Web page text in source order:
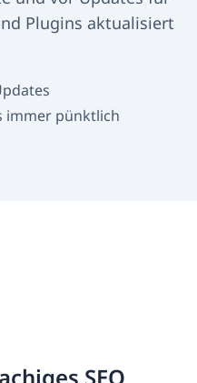
Plugins aktualisiert
immer pünktlich